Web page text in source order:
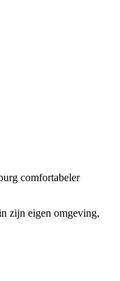
comfortabeler
zijn eigen omgeving,